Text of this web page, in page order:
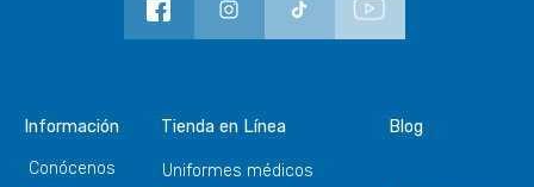
Información
Conócenos
Tienda en Línea
Uniformes médicos
Blog